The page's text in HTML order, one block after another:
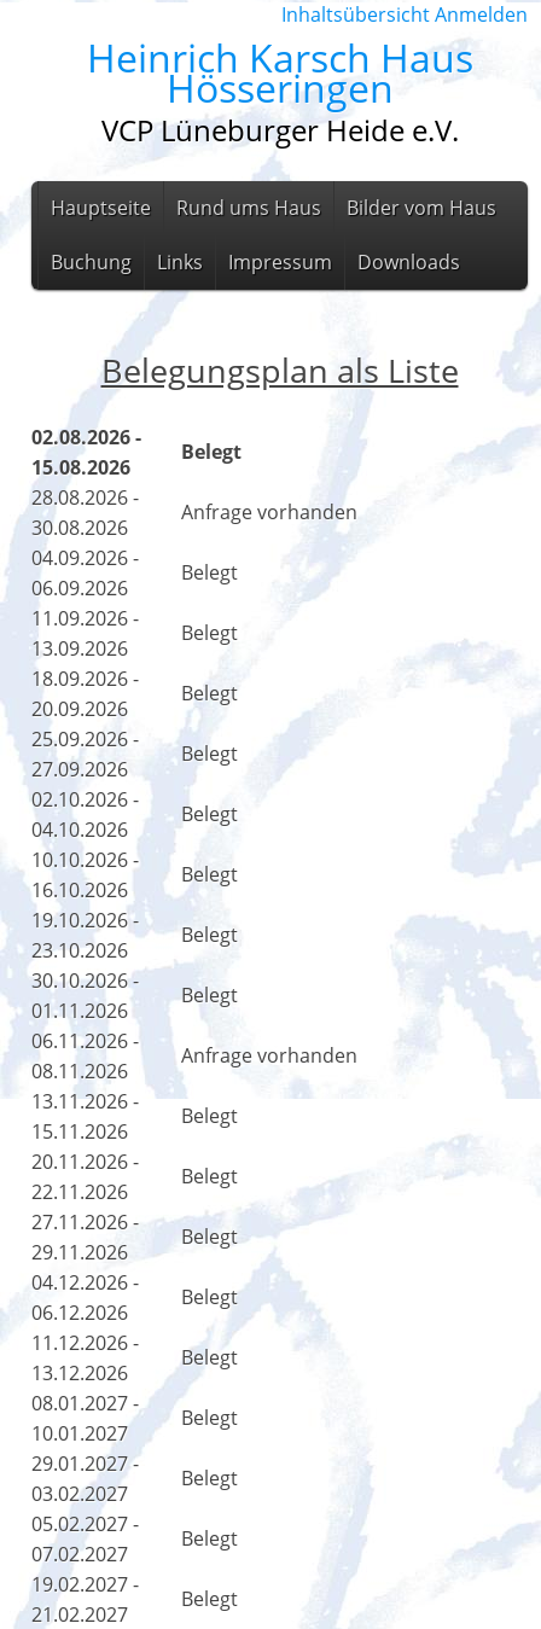
InhaltsübersichtAnmelden
Heinrich Karsch Haus
Hösseringen
VCP Lüneburger Heide e.V.
Hauptseite Rund ums Haus Bilder vom Haus
Buchung Links Impressum Downloads
Belegungsplan als Liste
02.08.2026 -
15.08.2026
Belegt
28.08.2026 -
30.08.2026
Anfrage vorhanden
04.09.2026 -
06.09.2026
Belegt
11.09.2026 -
13.09.2026
Belegt
18.09.2026 -
20.09.2026
Belegt
25.09.2026 -
27.09.2026
Belegt
02.10.2026 -
04.10.2026
Belegt
10.10.2026 -
16.10.2026
Belegt
19.10.2026 -
23.10.2026
Belegt
30.10.2026 -
01.11.2026
Belegt
06.11.2026 -
08.11.2026
Anfrage vorhanden
13.11.2026 -
15.11.2026
Belegt
20.11.2026 -
22.11.2026
Belegt
27.11.2026 -
29.11.2026
Belegt
04.12.2026 -
06.12.2026
Belegt
11.12.2026 -
13.12.2026
Belegt
08.01.2027 -
10.01.2027
Belegt
29.01.2027 -
03.02.2027
Belegt
05.02.2027 -
07.02.2027
Belegt
19.02.2027 -
21.02.2027
Belegt